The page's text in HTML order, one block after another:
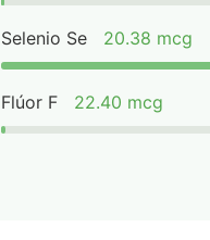
Selenio Se 20.38 mcg
Flúor F 22.40 mcg